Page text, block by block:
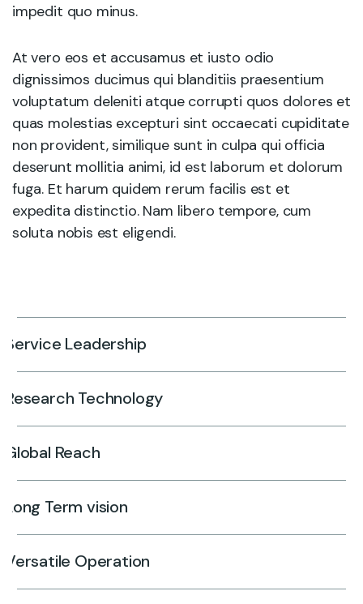
impedit quo minus.
At vero eos et accusamus et iusto odio
dignissimos ducimus qui blanditiis praesentium
voluptatum deleniti atque corrupti quos dolores et
quas molestias excepturi sint occaecati cupiditate
non provident, similique sunt in culpa qui officia
deserunt mollitia animi, id est laborum et dolorum
fuga. Et harum quidem rerum facilis est et
expedita distinctio. Nam libero tempore, cum
soluta nobis est eligendi.
Service Leadership
Research Technology
Global Reach
Long Term vision
Versatile Operation